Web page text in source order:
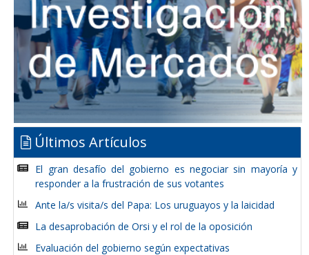
Últimos Artículos
El gran desafío del gobierno es negociar sin mayoría y
responder a la frustración de sus votantes
Ante la/s visita/s del Papa: Los uruguayos y la laicidad
La desaprobación de Orsi y el rol de la oposición
Evaluación del gobierno según expectativas